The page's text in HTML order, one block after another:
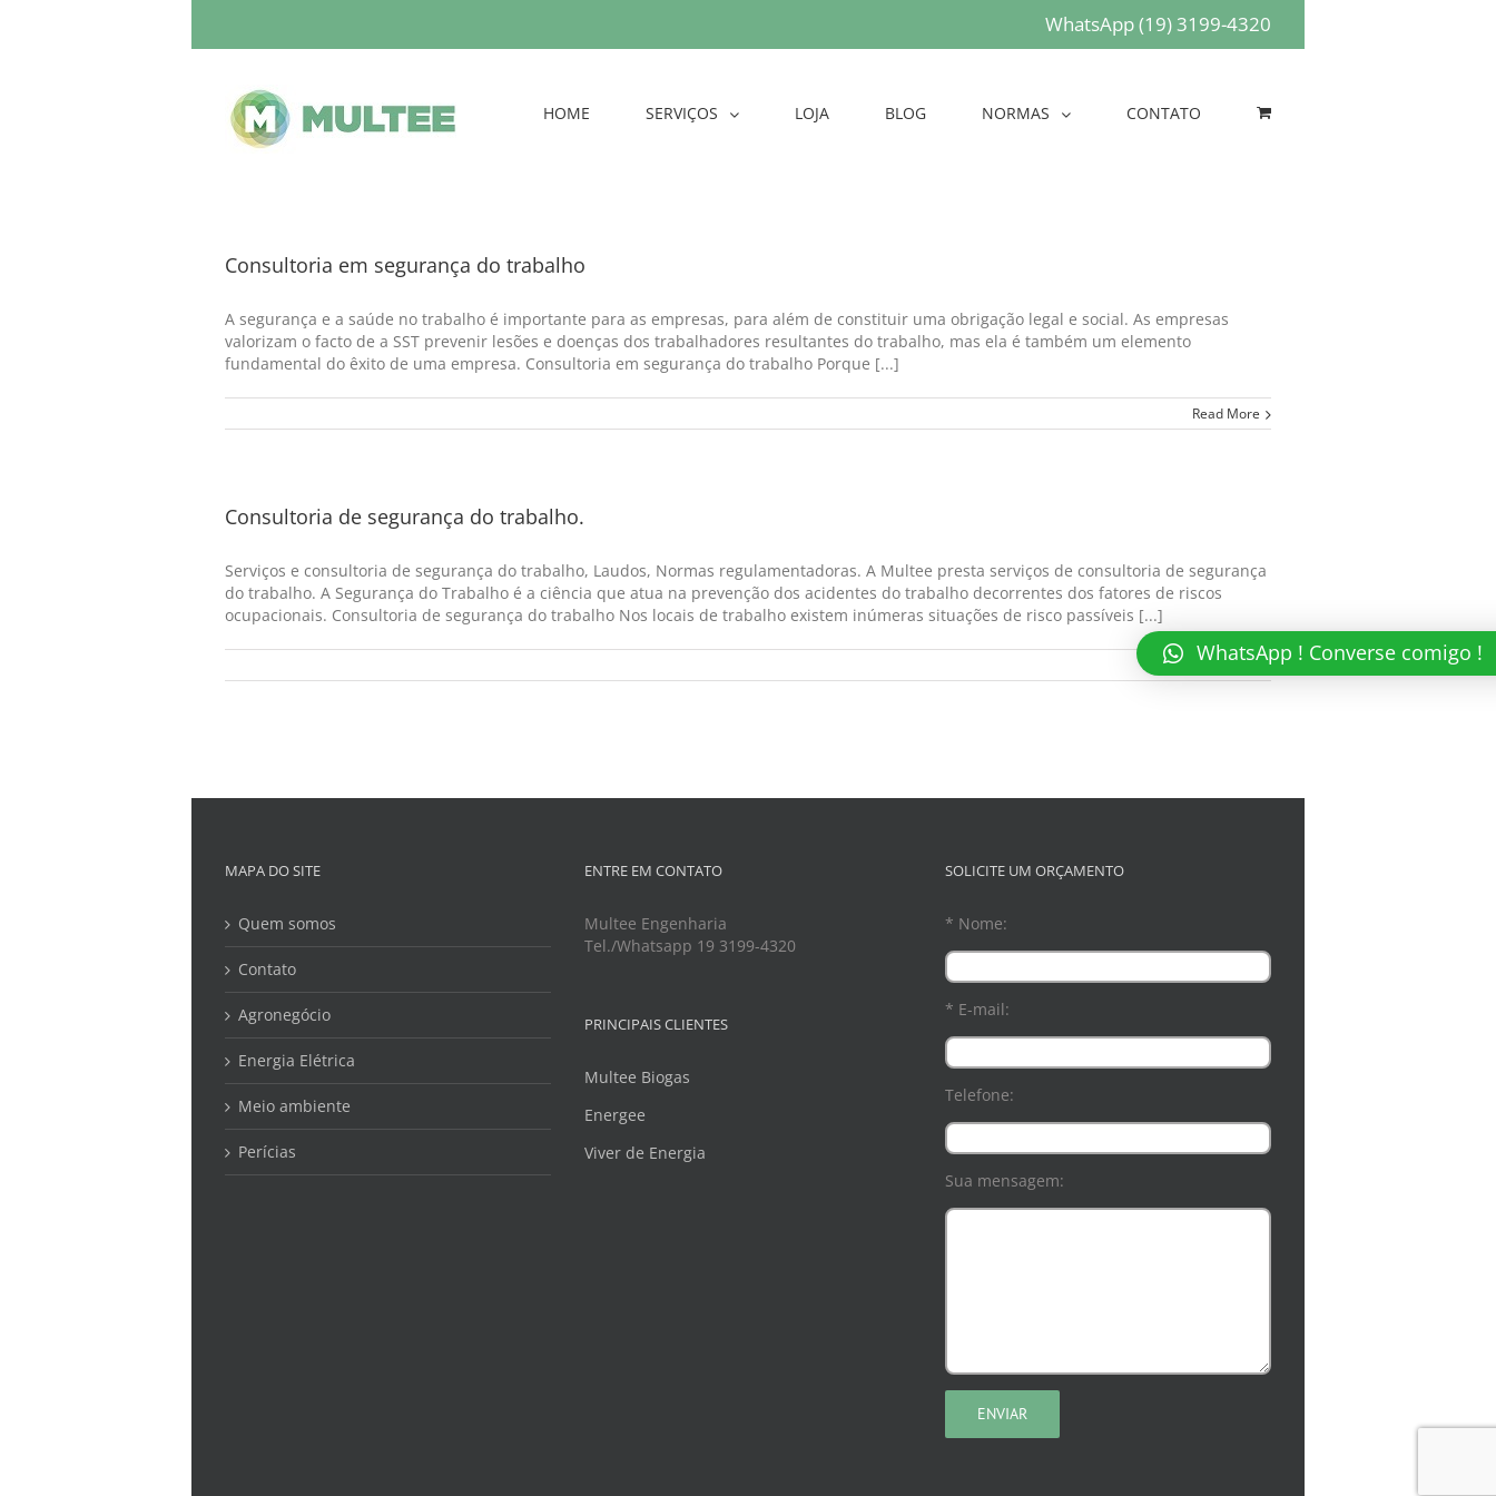
WhatsApp (19) 3199-4320
HOME SERVIÇOS LOJA BLOG NORMAS CONTATO
Consultoria em segurança do trabalho
A segurança e a saúde no trabalho é importante para as empresas, para além de constituir uma obrigação legal e social. As empresas
valorizam o facto de a SST prevenir lesões e doenças dos trabalhadores resultantes do trabalho, mas ela é também um elemento
fundamental do êxito de uma empresa. Consultoria em segurança do trabalho Porque [...]
Read More
Consultoria de segurança do trabalho.
Serviços e consultoria de segurança do trabalho, Laudos, Normas regulamentadoras. A Multee presta serviços de consultoria de segurança
do trabalho. A Segurança do Trabalho é a ciência que atua na prevenção dos acidentes do trabalho decorrentes dos fatores de riscos
ocupacionais. Consultoria de segurança do trabalho Nos locais de trabalho existem inúmeras situações de risco passíveis [...]
Read More
MAPA DO SITE
Quem somos
Contato
Agronegócio
Energia Elétrica
Meio ambiente
Perícias
ENTRE EM CONTATO
Multee Engenharia
Tel./Whatsapp 19 3199-4320
PRINCIPAIS CLIENTES
Multee Biogas
Energee
Viver de Energia
SOLICITE UM ORÇAMENTO
* Nome:
* E-mail:
Telefone:
Sua mensagem:
WhatsApp ! Converse comigo !